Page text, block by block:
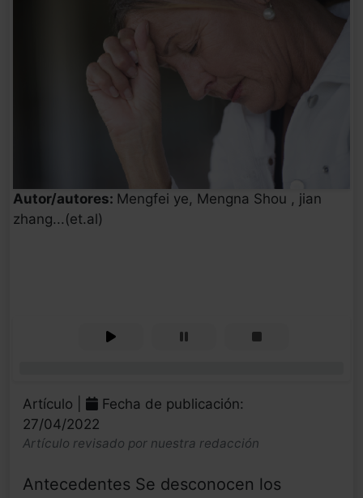
Autor/autores: Mengfei ye, Mengna Shou , jian
zhang...(et.al)
Artículo |
Fecha de publicación:
27/04/2022
Artículo revisado por nuestra redacción
Antecedentes Se desconocen los